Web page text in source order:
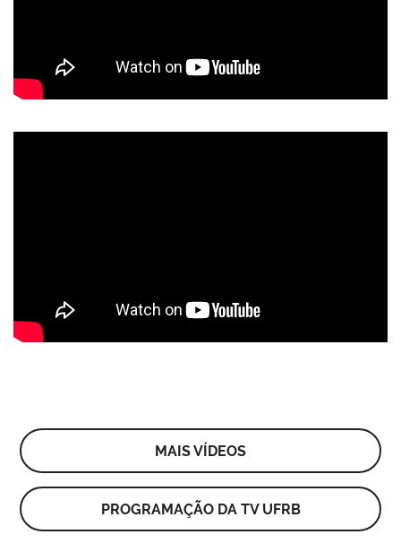
MAIS VÍDEOS
PROGRAMAÇÃO DA TV UFRB